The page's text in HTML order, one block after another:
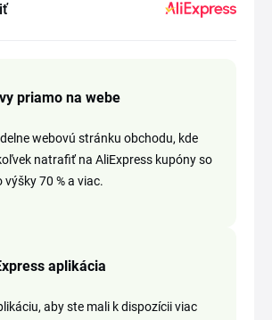
priamo na webe
webovú stránku obchodu, kde
natrafiť na AliExpress kupóny so
70 % a viac.
aplikácia
aby ste mali k dispozícii viac